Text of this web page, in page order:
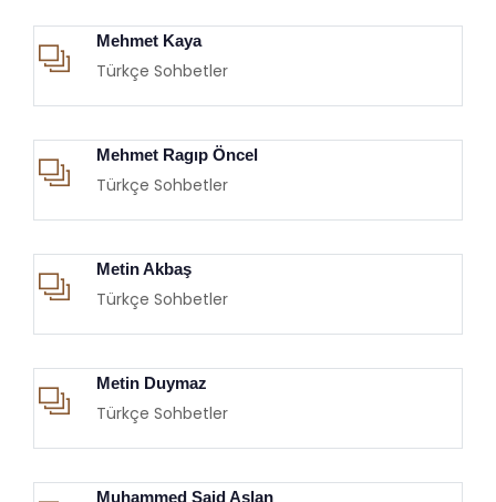
Mehmet Kaya
Türkçe Sohbetler
Mehmet Ragıp Öncel
Türkçe Sohbetler
Metin Akbaş
Türkçe Sohbetler
Metin Duymaz
Türkçe Sohbetler
Muhammed Said Aslan